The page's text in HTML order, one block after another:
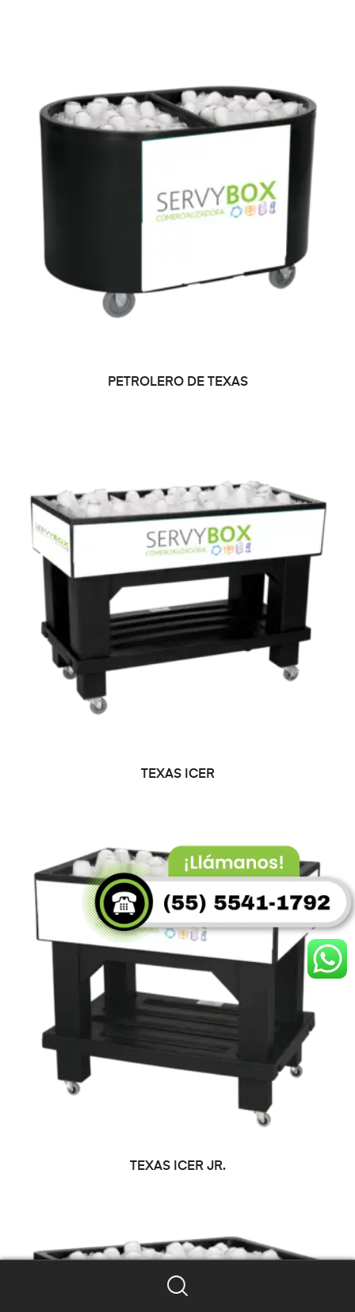
LEER MÁS
PETROLERO DE TEXAS
LEER MÁS
TEXAS ICER
LEER MÁS
TEXAS ICER JR.